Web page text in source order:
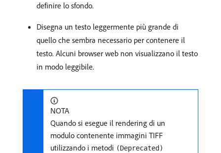
definire lo sfondo.
Disegna un testo leggermente più grande di
quello che sembra necessario per contenere il
testo. Alcuni browser web non visualizzano il testo
in modo leggibile.
NOTA
Quando si esegue il rendering di un
modulo contenente immagini TIFF
utilizzando i metodi (Deprecated)